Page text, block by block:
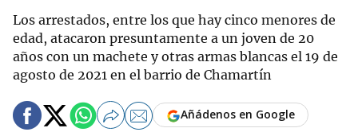
Los arrestados, entre los que hay cinco menores de
edad, atacaron presuntamente a un joven de 20
años con un machete y otras armas blancas el 19 de
agosto de 2021 en el barrio de Chamartín
Añádenos en Google